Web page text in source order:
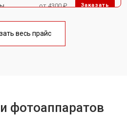
от 4300 ₽ Заказать
от 3100 ₽
весь прайс
фотоаппаратов